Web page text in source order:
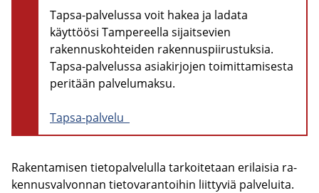
Tapsa-palvelussa voit hakea ja ladata
käyttöösi Tampereella sijaitsevien
rakennuskohteiden rakennuspiirustuksia.
Tapsa-palvelussa asiakirjojen toimittamisesta
peritään palvelumaksu.
Tapsa-palvelu
Ra­ken­ta­mi­sen tie­to­pal­ve­lul­la tar­koi­te­taan eri­lai­sia ra­
ken­nus­val­von­nan tie­to­va­ran­toi­hin liit­ty­viä pal­ve­lui­ta.